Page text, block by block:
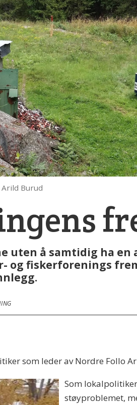
Arild Burud
uten å samtidig ha
og fiskerforenings
som leder av Nordre Follo
Som
støyproblemet,